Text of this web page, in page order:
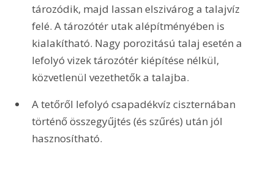
tározódik, majd lassan elszivárog a talajvíz
felé. A tározótér utak alépítményében is
kialakítható. Nagy porozitású talaj esetén a
lefolyó vizek tározótér kiépítése nélkül,
közvetlenül vezethetők a talajba.
A tetőről lefolyó csapadékvíz ciszternában
történő összegyűjtés (és szűrés) után jól
hasznosítható.